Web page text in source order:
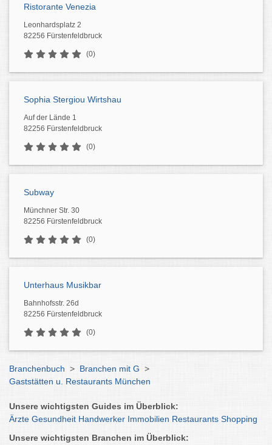
Ristorante Venezia
Leonhardsplatz 2
82256 Fürstenfeldbruck
(0)
Sophia Stergiou Wirtshau
Auf der Lände 1
82256 Fürstenfeldbruck
(0)
Subway
Münchner Str. 30
82256 Fürstenfeldbruck
(0)
Unterhaus Musikbar
Bahnhofsstr. 26d
82256 Fürstenfeldbruck
(0)
Branchenbuch > Branchen mit G >
Gaststätten u. Restaurants München
Unsere wichtigsten Guides im Überblick:
Ärzte Gesundheit Handwerker Immobilien Restaurants Shopping
Unsere wichtigsten Branchen im Überblick: